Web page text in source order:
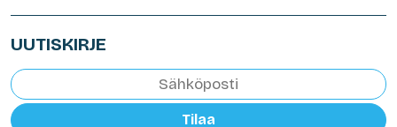
UUTISKIRJE
Tilaa